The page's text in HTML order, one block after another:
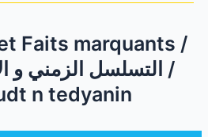
Faits marquants /
التسلسل الزمني و
n tedyanin